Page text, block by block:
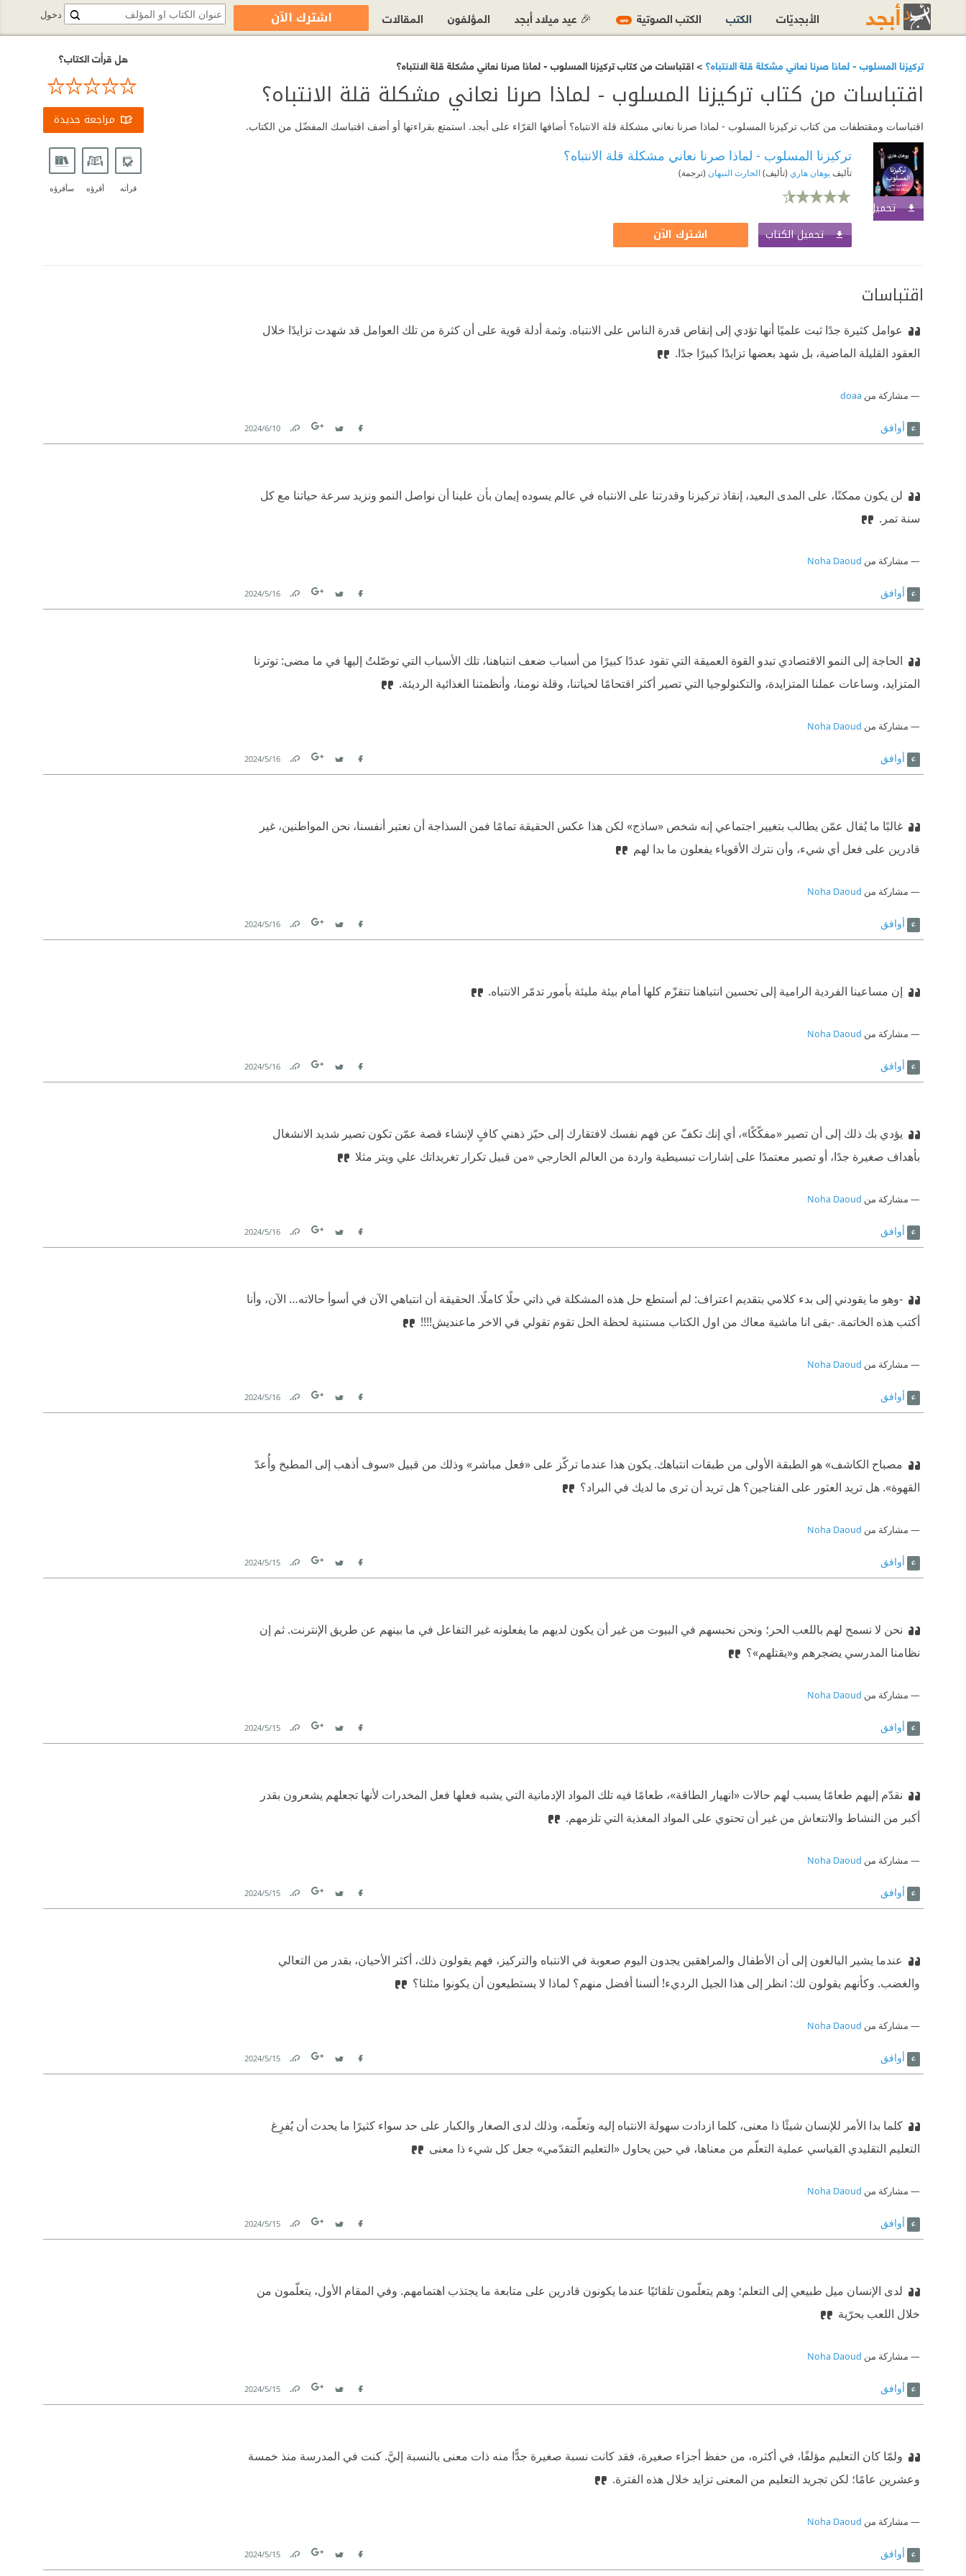
تركيزنا المسلوب - لماذا صرنا نعاني مشكلة قلة الانتباه؟> اقتباسات من كتاب تركيزنا المسلوب - لماذا صرنا نعاني مشكلة قلة الانتباه؟
اقتباسات من كتاب تركيزنا المسلوب - لماذا صرنا نعاني مشكلة قلة الانتباه؟
اقتباسات ومقتطفات من كتاب تركيزنا المسلوب - لماذا صرنا نعاني مشكلة قلة الانتباه؟ أضافها القرّاء على أبجد. استمتع بقراءتها أو أضف اقتباسك المفضّل من الكتاب.
تحميل الكتاب اشترك الآن
تركيزنا المسلوب - لماذا صرنا نعاني مشكلة قلة الانتباه؟
تأليفيوهان هاري (تأليف)الحارث النبهان (ترجمة)
تحميل الكتاب اشترك الآن
هل قرأت الكتاب؟
مراجعة جديدة
قرأته أقرؤه سأقرؤه
اقتباسات
عوامل كثيرة جدًا ثبت علميًا أنها تؤدي إلى إنقاص قدرة الناس على الانتباه. وثمة أدلة قوية على أن كثرة من تلك العوامل قد شهدت تزايدًا خلال
العقود القليلة الماضية، بل شهد بعضها تزايدًا كبيرًا جدًا.
مشاركة من doaa
Facebook
Twitter
Link
10‏/6‏/2024 أوافق
لن يكون ممكنًا، على المدى البعيد، إنقاذ تركيزنا وقدرتنا على الانتباه في عالم يسوده إيمان بأن علينا أن نواصل النمو ونزيد سرعة حياتنا مع كل
سنة تمر.
مشاركة من Noha Daoud
Facebook
Twitter
Link
16‏/5‏/2024 أوافق
الحاجة إلى النمو الاقتصادي تبدو القوة العميقة التي تقود عددًا كبيرًا من أسباب ضعف انتباهنا، تلك الأسباب التي توصّلتُ إليها في ما مضى: توترنا
المتزايد، وساعات عملنا المتزايدة، والتكنولوجيا التي تصير أكثر اقتحامًا لحياتنا، وقلة نومنا، وأنظمتنا الغذائية الرديئة.
مشاركة من Noha Daoud
Facebook
Twitter
Link
16‏/5‏/2024 أوافق
غالبًا ما يُقال عمّن يطالب بتغيير اجتماعي إنه شخص «ساذج» لكن هذا عكس الحقيقة تمامًا فمن السذاجة أن نعتبر أنفسنا، نحن المواطنين، غير
قادرين على فعل أي شيء، وأن نترك الأقوياء يفعلون ما بدا لهم
مشاركة من Noha Daoud
Facebook
Twitter
Link
16‏/5‏/2024 أوافق
إن مساعينا الفردية الرامية إلى تحسين انتباهنا تتقزّم كلها أمام بيئة مليئة بأمور تدمّر الانتباه.
مشاركة من Noha Daoud
Facebook
Twitter
Link
16‏/5‏/2024 أوافق
يؤدي بك ذلك إلى أن تصير «مفكّكًا»، أي إنك تكفّ عن فهم نفسك لافتقارك إلى حيّز ذهني كافٍ لإنشاء قصة عمّن تكون تصير شديد الانشغال
بأهداف صغيرة جدًا، أو تصير معتمدًا على إشارات تبسيطية واردة من العالم الخارجي «من قبيل تكرار تغريداتك علي ويتر مثلا
مشاركة من Noha Daoud
Facebook
Twitter
Link
16‏/5‏/2024 أوافق
-وهو ما يقودني إلى بدء كلامي بتقديم اعتراف: لم أستطع حل هذه المشكلة في ذاتي حلًا كاملًا. الحقيقة أن انتباهي الآن في أسوأ حالاته… الآن، وأنا
أكتب هذه الخاتمة. -بقى انا ماشية معاك من اول الكتاب مستنية لحظة الحل تقوم تقولي في الاخر ماعنديش!!!!
مشاركة من Noha Daoud
Facebook
Twitter
Link
16‏/5‏/2024 أوافق
مصباح الكاشف» هو الطبقة الأولى من طبقات انتباهك. يكون هذا عندما تركّز على «فعل مباشر» وذلك من قبيل «سوف أذهب إلى المطبخ وأُعدّ
القهوة». هل تريد العثور على الفناجين؟ هل تريد أن ترى ما لديك في البراد؟
مشاركة من Noha Daoud
Facebook
Twitter
Link
15‏/5‏/2024 أوافق
نحن لا نسمح لهم باللعب الحر؛ ونحن نحبسهم في البيوت من غير أن يكون لديهم ما يفعلونه غير التفاعل في ما بينهم عن طريق الإنترنت. ثم إن
نظامنا المدرسي يضجرهم و«يقتلهم»؟
مشاركة من Noha Daoud
Facebook
Twitter
Link
15‏/5‏/2024 أوافق
نقدّم إليهم طعامًا يسبب لهم حالات «انهيار الطاقة»، طعامًا فيه تلك المواد الإدمانية التي يشبه فعلها فعل المخدرات لأنها تجعلهم يشعرون بقدر
أكبر من النشاط والانتعاش من غير أن تحتوي على المواد المغذية التي تلزمهم.
مشاركة من Noha Daoud
Facebook
Twitter
Link
15‏/5‏/2024 أوافق
عندما يشير البالغون إلى أن الأطفال والمراهقين يجدون اليوم صعوبة في الانتباه والتركيز، فهم يقولون ذلك، أكثر الأحيان، بقدر من التعالي
والغضب. وكأنهم يقولون لك: انظر إلى هذا الجيل الرديء! ألسنا أفضل منهم؟ لماذا لا يستطيعون أن يكونوا مثلنا؟
مشاركة من Noha Daoud
Facebook
Twitter
Link
15‏/5‏/2024 أوافق
كلما بدا الأمر للإنسان شيئًا ذا معنى، كلما ازدادت سهولة الانتباه إليه وتعلّمه، وذلك لدى الصغار والكبار على حد سواء كثيرًا ما يحدث أن يُفرِغ
التعليم التقليدي القياسي عملية التعلّم من معناها، في حين يحاول «التعليم التقدّمي» جعل كل شيء ذا معنى
مشاركة من Noha Daoud
Facebook
Twitter
Link
15‏/5‏/2024 أوافق
لدى الإنسان ميل طبيعي إلى التعلم؛ وهم يتعلّمون تلقائيًا عندما يكونون قادرين على متابعة ما يجتذب اهتمامهم. وفي المقام الأول، يتعلّمون من
خلال اللعب بحرّية
مشاركة من Noha Daoud
Facebook
Twitter
Link
15‏/5‏/2024 أوافق
ولمّا كان التعليم مؤلفًا، في أكثره، من حفظ أجزاء صغيرة، فقد كانت نسبة صغيرة جدًّا منه ذات معنى بالنسبة إليَّ. كنت في المدرسة منذ خمسة
وعشرين عامًا؛ لكن تجريد التعليم من المعنى تزايد خلال هذه الفترة.
مشاركة من Noha Daoud
Facebook
Twitter
Link
15‏/5‏/2024 أوافق
دخول الأبجديّات الكتب الكتب الصوتية جديد 🎉 عيد ميلاد أبجد المؤلفون المقالات اشترك الآن